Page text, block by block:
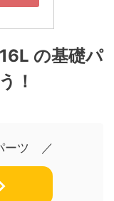
の基礎パ
！
ーツ ／